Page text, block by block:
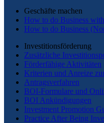
Geschäfte machen
How to do Business
How to do Business
Investitionsförderung
Zusätzliche
Förderfähige Aktivitäten
Kriterien und Anreize
Antragsverfahren
BOI-Formulare und
BOI Ankündigungen
Investment Promotion
Practice After Being